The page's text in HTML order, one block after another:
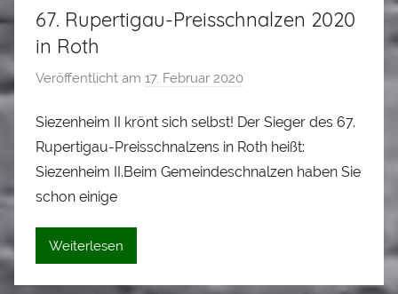
67. Rupertigau-Preisschnalzen 2020
in Roth
Veröffentlicht am 17. Februar 2020
n
L
o
Siezenheim II krönt sich selbst! Der Sieger des 67.
Rupertigau-Preisschnalzens in Roth heißt:
Siezenheim II.Beim Gemeindeschnalzen haben Sie
schon einige
Weiterlesen